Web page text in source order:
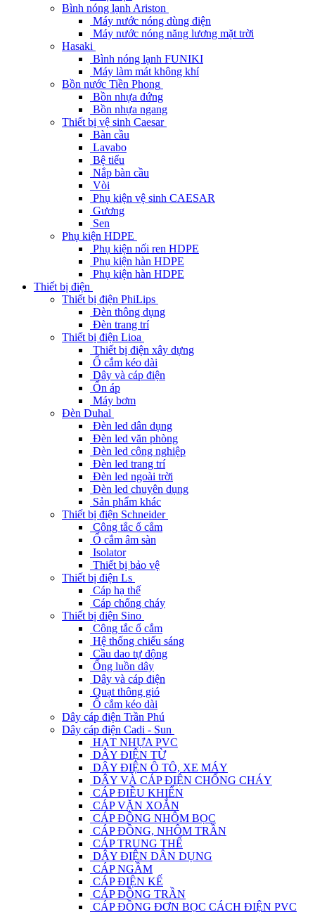
Bình nóng lạnh Ariston
Máy nước nóng dùng điện
Máy nước nóng năng lương mặt trời
Hasaki
Bình nóng lạnh FUNIKI
Máy làm mát không khí
Bồn nước Tiền Phong
Bồn nhựa đứng
Bồn nhựa ngang
Thiết bị vệ sinh Caesar
Bàn cầu
Lavabo
Bệ tiểu
Nắp bàn cầu
Vòi
Phụ kiện vệ sinh CAESAR
Gương
Sen
Phụ kiện HDPE
Phụ kiện nối ren HDPE
Phụ kiện hàn HDPE
Phụ kiện hàn HDPE
Thiết bị điện
Thiết bị điện PhiLips
Đèn thông dụng
Đèn trang trí
Thiết bị điện Lioa
Thiết bị điện xây dựng
Ổ cắm kéo dài
Dây và cáp điện
Ổn áp
Máy bơm
Đèn Duhal
Đèn led dân dụng
Đèn led văn phòng
Đèn led công nghiệp
Đèn led trang trí
Đèn led ngoài trời
Đèn led chuyên dụng
Sản phẩm khác
Thiết bị điện Schneider
Công tắc ổ cắm
Ổ cắm âm sàn
Isolator
Thiết bị bảo vệ
Thiết bị điện Ls
Cáp hạ thế
Cáp chống cháy
Thiết bị điện Sino
Công tắc ổ cắm
Hệ thống chiếu sáng
Cầu dao tự động
Ống luồn dây
Dây và cáp điện
Quạt thông gió
Ổ cắm kéo dài
Dây cáp điện Trần Phú
Dây cáp điện Cadi - Sun
HẠT NHỰA PVC
DÂY ĐIỆN TỪ
DÂY ĐIỆN Ô TÔ, XE MÁY
DÂY VÀ CÁP ĐIỆN CHỐNG CHÁY
CÁP ĐIỀU KHIỂN
CÁP VẶN XOẮN
CÁP ĐỒNG NHÔM BỌC
CÁP ĐỒNG, NHÔM TRẦN
CÁP TRUNG THẾ
DÂY ĐIỆN DÂN DỤNG
CÁP NGẦM
CÁP ĐIỆN KẾ
CÁP ĐỒNG TRẦN
CÁP ĐỒNG ĐƠN BỌC CÁCH ĐIỆN PVC